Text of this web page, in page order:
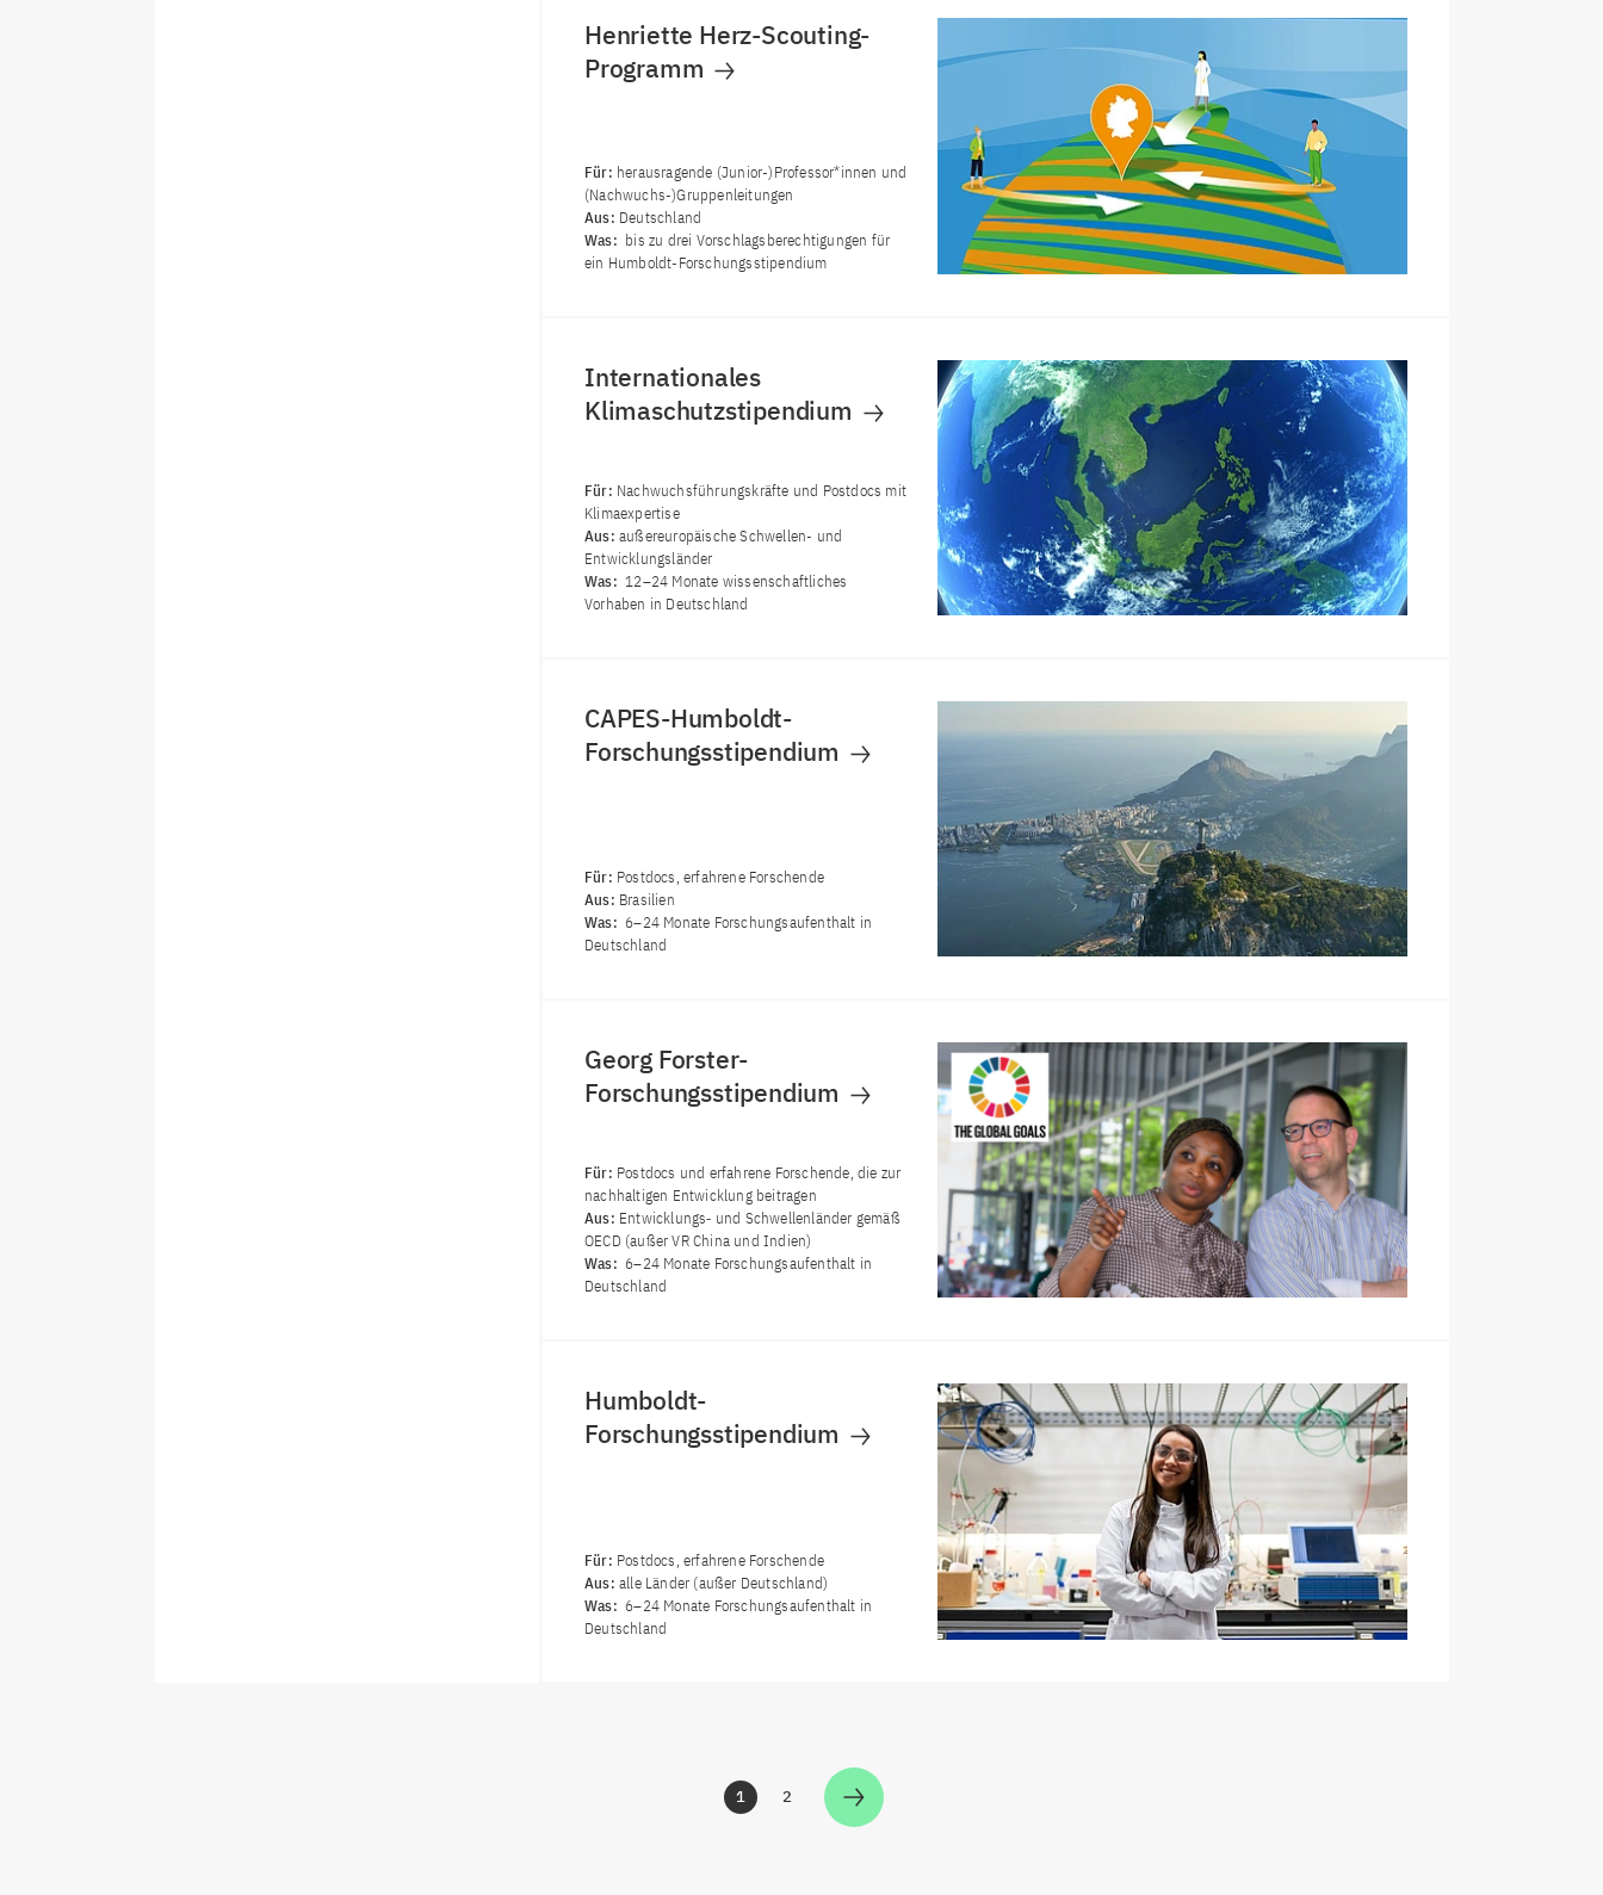
Henriette Herz-Scouting-
Programm
Für: herausragende (Junior-)Professor*innen und
(Nachwuchs-)Gruppenleitungen
Aus: Deutschland
Was: bis zu drei Vorschlagsberechtigungen für
ein Humboldt-Forschungsstipendium
Internationales
Klimaschutzstipendium
Für: Nachwuchsführungskräfte und Postdocs mit
Klimaexpertise
Aus: außereuropäische Schwellen- und
Entwicklungsländer
Was: 12–24 Monate wissenschaftliches
Vorhaben in Deutschland
CAPES-Humboldt-
Forschungsstipendium
Für: Postdocs, erfahrene Forschende
Aus: Brasilien
Was: 6–24 Monate Forschungsaufenthalt in
Deutschland
Georg Forster-
Forschungsstipendium
Für: Postdocs und erfahrene Forschende, die zur
nachhaltigen Entwicklung beitragen
Aus: Entwicklungs‐ und Schwellenländer gemäß
OECD (außer VR China und Indien)
Was: 6–24 Monate Forschungsaufenthalt in
Deutschland
Humboldt-
Forschungsstipendium
Für: Postdocs, erfahrene Forschende
Aus: alle Länder (außer Deutschland)
Was: 6–24 Monate Forschungsaufenthalt in
Deutschland
Zur Seite
1 Zur Seite
2